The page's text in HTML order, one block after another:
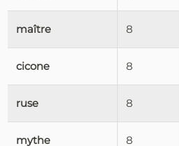
maître 8
cicone 8
ruse 8
mythe 8